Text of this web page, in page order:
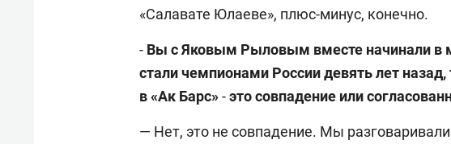
«Салавате Юлаеве», плюс-минус, конечно.
- Вы с Яковым Рыловым вместе начинали в
стали чемпионами России девять лет
в «Ак Барс»-это совпадение или
— Нет, это не совпадение. Мы